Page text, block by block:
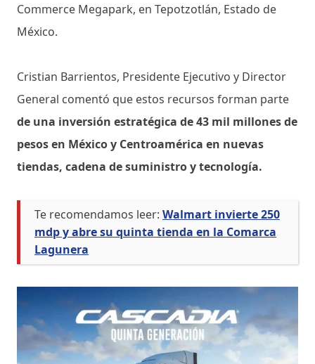
Commerce Megapark, en Tepotzotlán, Estado de
México.
Cristian Barrientos, Presidente Ejecutivo y Director
General comentó que estos recursos forman parte
de una inversión estratégica de 43 mil millones de
pesos en México y Centroamérica en nuevas
tiendas, cadena de suministro y tecnología.
Te recomendamos leer: Walmart invierte 250
mdp y abre su quinta tienda en la Comarca
Lagunera